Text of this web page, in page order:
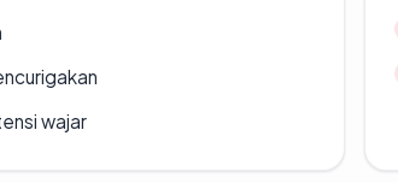
wajar